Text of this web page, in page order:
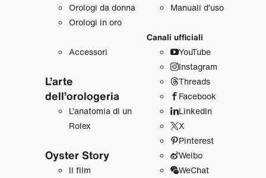
Orologi da donna
Orologi in oro
Accessori
L’arte
dell’orologeria
L’anatomia di un
Rolex
Oyster Story
Il film
Manuali d’uso
Canali ufficiali
YouTube
Instagram
Threads
Facebook
LinkedIn
X
Pinterest
Weibo
WeChat